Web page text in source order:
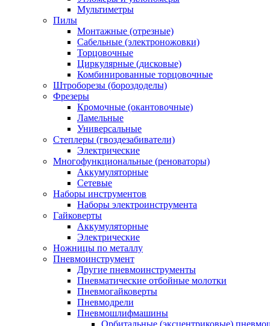
Мультиметры
Пилы
Монтажные (отрезные)
Сабельные (электроножовки)
Торцовочные
Циркулярные (дисковые)
Комбинированные торцовочные
Штроборезы (бороздоделы)
Фрезеры
Кромочные (окантовочные)
Ламельные
Универсальные
Степлеры (гвоздезабиватели)
Электрические
Многофункциональные (реноваторы)
Аккумуляторные
Сетевые
Наборы инструментов
Наборы электроинструмента
Гайковерты
Аккумуляторные
Электрические
Ножницы по металлу
Пневмоинструмент
Другие пневмоинструменты
Пневматические отбойные молотки
Пневмогайковерты
Пневмодрели
Пневмошлифмашины
Орбитальные (эксцентриковые)